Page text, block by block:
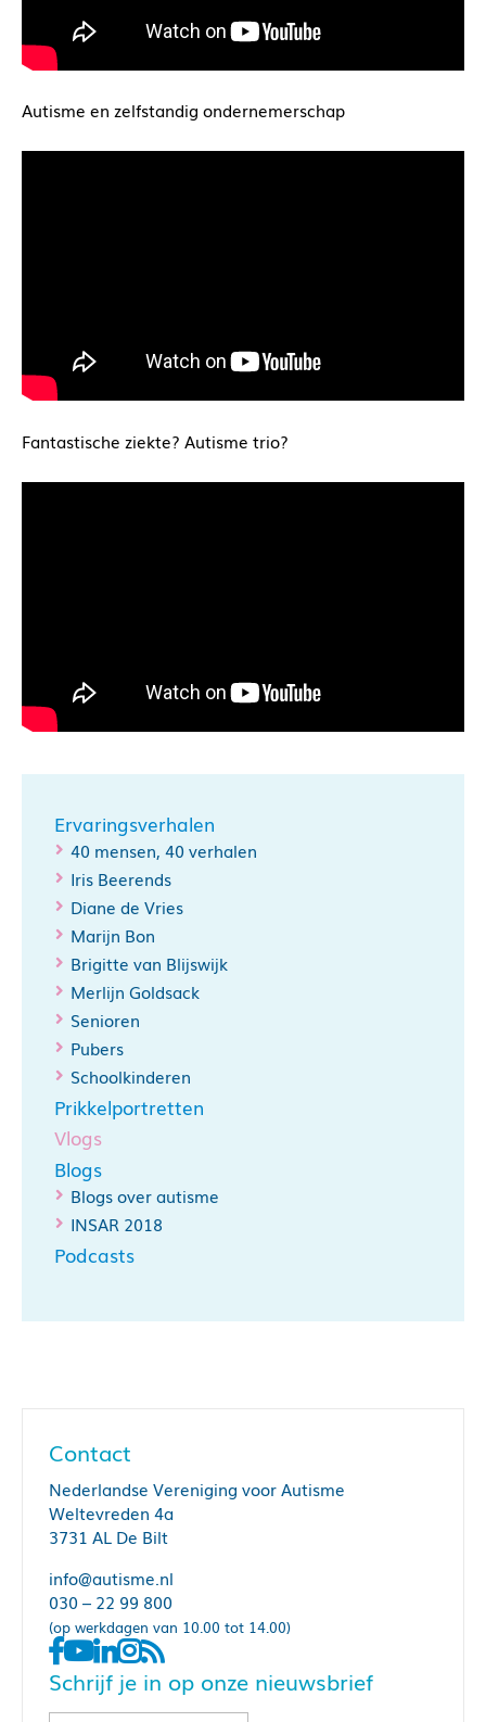
Autisme en zelfstandig ondernemerschap
Fantastische ziekte? Autisme trio?
Ervaringsverhalen
40 mensen, 40 verhalen
Iris Beerends
Diane de Vries
Marijn Bon
Brigitte van Blijswijk
Merlijn Goldsack
Senioren
Pubers
Schoolkinderen
Prikkelportretten
Vlogs
Blogs
Blogs over autisme
INSAR 2018
Podcasts
Contact
Nederlandse Vereniging voor Autisme
Weltevreden 4a
3731 AL De Bilt
info@autisme.nl
030 – 22 99 800
(op werkdagen van 10.00 tot 14.00)
Schrijf je in op onze nieuwsbrief